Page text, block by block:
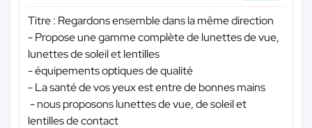
Titre : Regardons ensemble dans la même direction
- Propose une gamme complète de lunettes de vue,
lunettes de soleil et lentilles
- équipements optiques de qualité
- La santé de vos yeux est entre de bonnes mains
- nous proposons lunettes de vue, de soleil et
lentilles de contact